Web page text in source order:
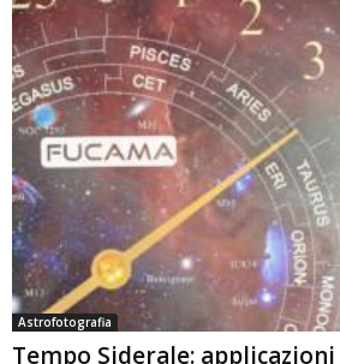
Astrofotografia
Tempo Siderale: